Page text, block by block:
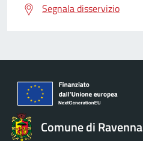
Segnala disservizio
Comune di Ravenna